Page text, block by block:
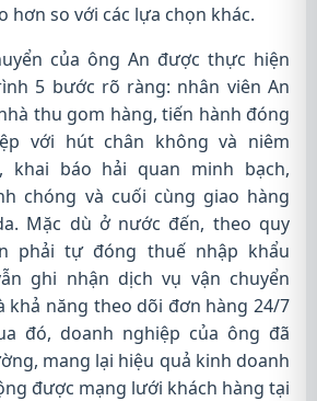
hơn so với các lựa chọn khác.
của ông An được thực hiện
5 bước rõ ràng: nhân viên An
thu gom hàng, tiến hành đóng
với hút chân không và niêm
khai báo hải quan minh bạch,
chóng và cuối cùng giao hàng
Mặc dù ở nước đến, theo quy
phải tự đóng thuế nhập khẩu
ghi nhận dịch vụ vận chuyển
khả năng theo dõi đơn hàng 24/7
đó, doanh nghiệp của ông đã
mang lại hiệu quả kinh doanh
được mạng lưới khách hàng tại